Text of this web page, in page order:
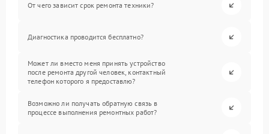
От чего зависит срок ремонта техники?
Диагностика проводится бесплатно?
Может ли вместо меня принять устройство
после ремонта другой человек, контактный
телефон которого я предоставлю?
Возможно ли получать обратную связь в
процессе выполнения ремонтных работ?